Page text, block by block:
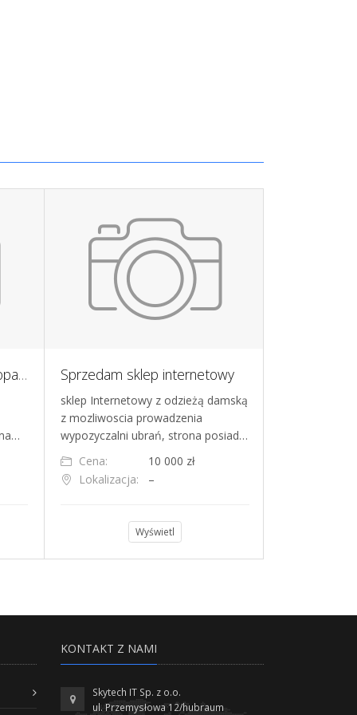
Sprzedam firmę z branży opakowań jednorazowych Sprzedam sklep internetowy
sklep Internetowy z odzieżą damską
z mozliwoscia prowadzenia
wypozyczalni ubrań, strona posiad…
Cena:
10 000 zł
Lokalizacja:
–
Wyświetl
KONTAKT Z NAMI
Skytech IT Sp. z o.o.
ul. Przemysłowa 12/hubraum